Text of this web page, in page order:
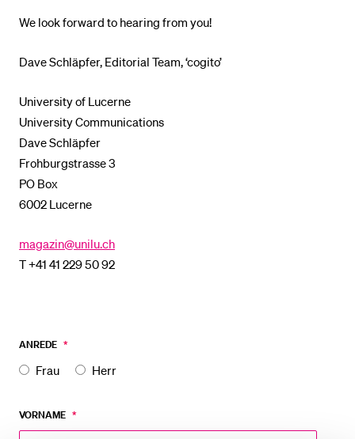
We look forward to hearing from you!
Dave Schläpfer, Editorial Team, ‘cogito’
University of Lucerne
University Communications
Dave Schläpfer
Frohburgstrasse 3
PO Box
6002 Lucerne
magazin@unilu.ch
T +41 41 229 50 92
Magazin
ANREDE *
Frau Herr
VORNAME *
Donors
Media
POPULAR CONTENT
Course catalogue
Library
Sports programme
Application and Admission